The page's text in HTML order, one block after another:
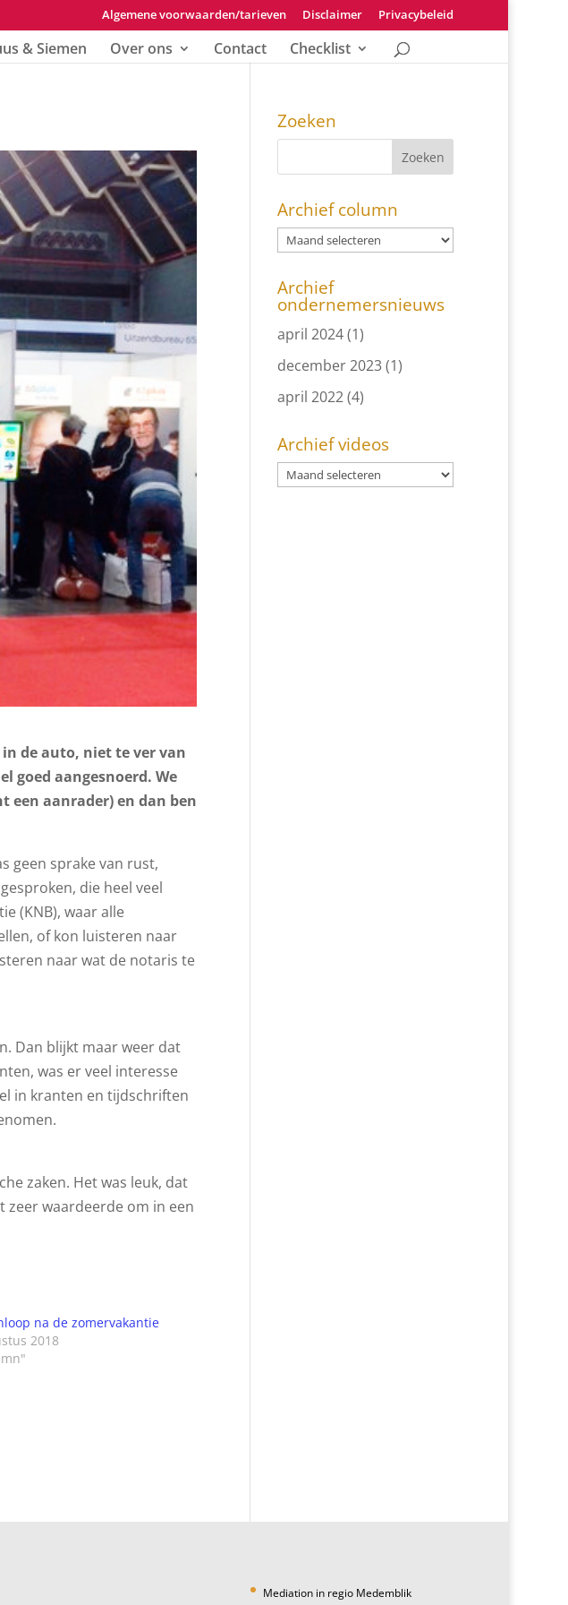
Algemene voorwaarden/tarieven Disclaimer Privacybeleid
& Siemen Over ons Contact Checklist
de auto, niet te ver van
goed aangesnoerd. We
een aanrader) en dan ben
geen sprake van rust,
die heel veel
(KNB), waar alle
of kon luisteren naar
naar wat de notaris te
Dan blijkt maar weer dat
was er veel interesse
in kranten en tijdschriften
zaken. Het was leuk, dat
waardeerde om in een
na de zomervakantie
2018
Zoeken
Archief column
Archief
ondernemersnieuws
april 2024(1)
december 2023(1)
april 2022(4)
Archief videos
Mediation in regio Medemblik